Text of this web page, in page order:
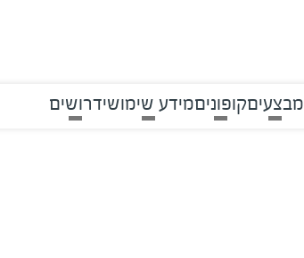
מבצעיםקופוניםמידע שימושידרושים